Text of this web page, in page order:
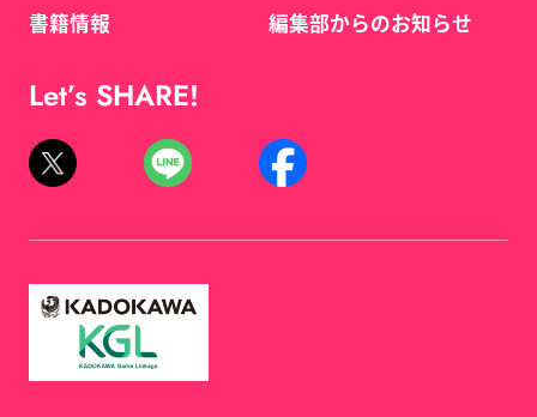
書籍情報
編集部からのお知らせ
Let’s SHARE!